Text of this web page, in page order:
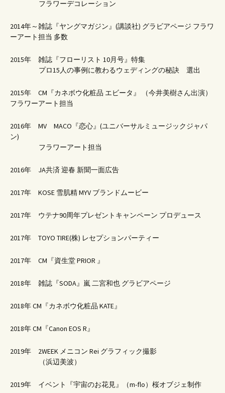
フラワーデコレーション
2014年～雑誌『ヤングマガジン』(講談社) グラビアページ フラワ
ーアート担当 多数
2015年 雑誌『フローリスト 10月号』特集
プロ15人の事例に教わるウェディングの秘訣 選出
2015年 CM『カネボウ化粧品 エビータ』 （今井美樹さん出演）
フラワーアート担当
2016年 MV MACO『恋心』(ユニバーサルミュージックジャパ
ン)
フラワーアート担当
2016年 JA共済 迎春 新聞一面広告
2017年 KOSE 雪肌精 MYV ブランドムービー
2017年 ウテナ90周年プレゼントキャンペーン プロデュース
2017年 TOYO TIRE(株) レセプションパーティー
2017年 CM『資生堂 PRIOR 』
2018年 雑誌『SODA』嵐 二宮和也 グラビアページ
2018年 CM『カネボウ化粧品 KATE』
2018年 CM『Canon EOS R』
2019年 2WEEK メニコン Rei グラフィック撮影
（浜辺美波）
2019年 イベント『宇宙のお花見』（m-flo）桜オブジェ制作